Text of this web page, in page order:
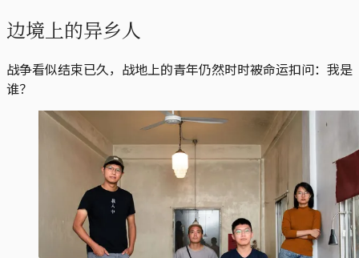
边境上的异乡人
战争看似结束已久，战地上的青年仍然时时被命运扣问：我是
谁？